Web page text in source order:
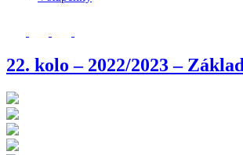
22. kolo – 2022/2023 –